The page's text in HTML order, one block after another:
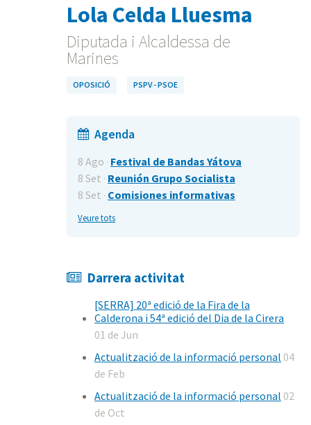
Lola Celda Lluesma
Diputada i Alcaldessa de
Marines
OPOSICIÓ PSPV - PSOE
Agenda
8 Ago · Festival de Bandas Yátova
8 Set · Reunión Grupo Socialista
8 Set · Comisiones informativas
Veure tots
Darrera activitat
[SERRA] 20ª edició de la Fira de la
Calderona i 54ª edició del Dia de la Cirera
01 de Jun
Actualització de la informació personal 04
de Feb
Actualització de la informació personal 02
de Oct